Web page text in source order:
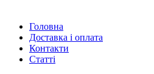
Головна
Доставка і оплата
Контакти
Статті